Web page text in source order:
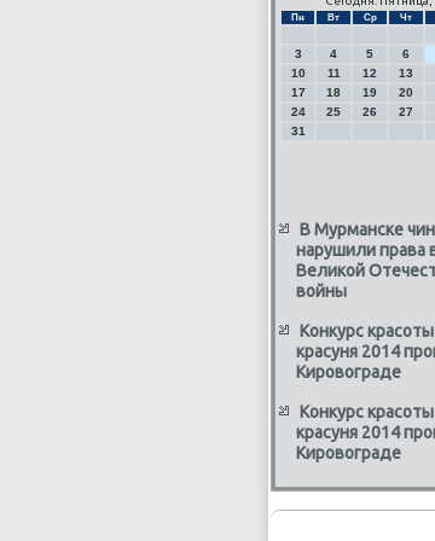
Пн Вт Ср Чт
3
4 5 6
10
11 12 13
17
18 19 20
24
25 26 27
31
В Мурманске
нарушили права
Великой
войны
Конкурс
красуня 2014
Кировограде
Конкурс
красуня 2014
Кировограде